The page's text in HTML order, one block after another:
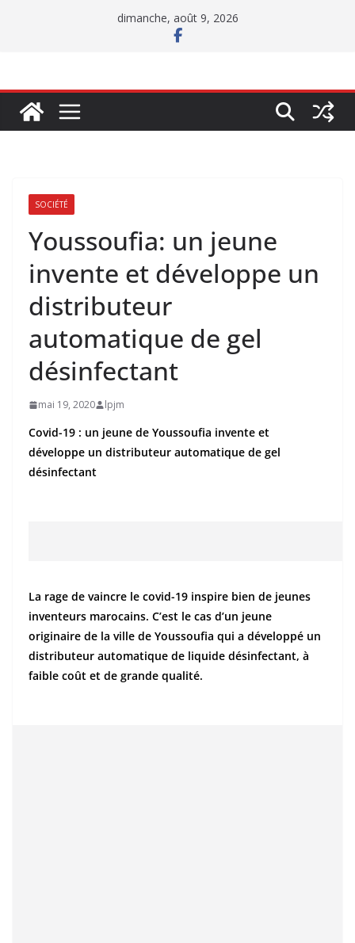
dimanche, août 9, 2026
SOCIÉTÉ
Youssoufia: un jeune
invente et développe un
distributeur
automatique de gel
désinfectant
mai 19, 2020 lpjm
Covid-19 : un jeune de Youssoufia invente et
développe un distributeur automatique de gel
désinfectant
La rage de vaincre le covid-19 inspire bien de jeunes
inventeurs marocains. C’est le cas d’un jeune
originaire de la ville de Youssoufia qui a développé un
distributeur automatique de liquide désinfectant, à
faible coût et de grande qualité.